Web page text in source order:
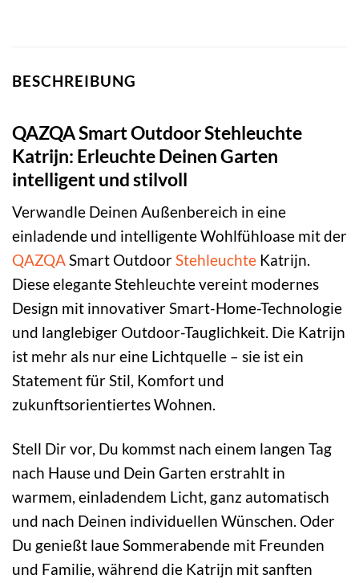
BESCHREIBUNG
QAZQA Smart Outdoor Stehleuchte
Katrijn: Erleuchte Deinen Garten
intelligent und stilvoll
Verwandle Deinen Außenbereich in eine
einladende und intelligente Wohlfühloase mit der
QAZQASmart OutdoorStehleuchte Katrijn.
Diese elegante Stehleuchte vereint modernes
Design mit innovativer Smart-Home-Technologie
und langlebiger Outdoor-Tauglichkeit. Die Katrijn
ist mehr als nur eine Lichtquelle – sie ist ein
Statement für Stil, Komfort und
zukunftsorientiertes Wohnen.
Stell Dir vor, Du kommst nach einem langen Tag
nach Hause und Dein Garten erstrahlt in
warmem, einladendem Licht, ganz automatisch
und nach Deinen individuellen Wünschen. Oder
Du genießt laue Sommerabende mit Freunden
und Familie, während die Katrijn mit sanften